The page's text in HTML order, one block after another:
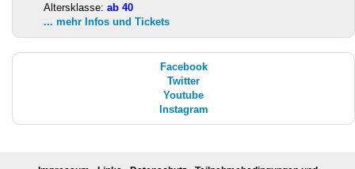
Altersklasse: ab 40
... mehr Infos und Tickets
Facebook
Twitter
Youtube
Instagram